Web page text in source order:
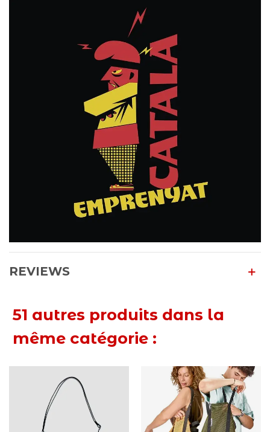
REVIEWS
51 autres produits dans la
même catégorie :